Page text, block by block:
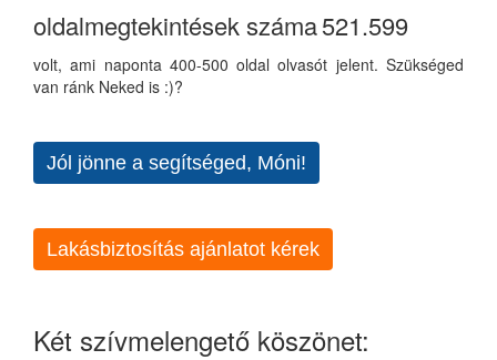
oldalmegtekintések száma521.599
volt, ami naponta 400-500 oldal olvasót jelent. Szükséged
van ránk Neked is :)?
Jól jönne a segítséged, Móni!
Lakásbiztosítás ajánlatot kérek
Két szívmelengető köszönet: